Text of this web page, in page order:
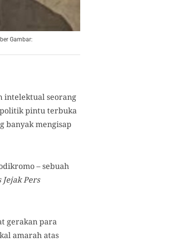
Gambar:
intelektual seorang
pintu terbuka
banyak mengisap
– sebuah
Jejak Pers
gerakan para
amarah atas